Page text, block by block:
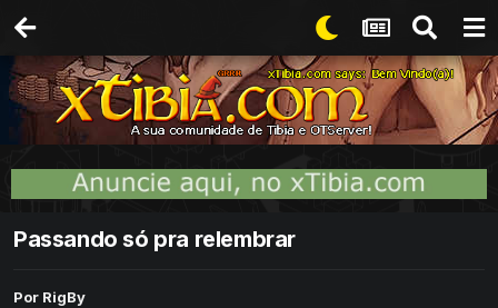
Passando só pra relembrar
Por RigBy